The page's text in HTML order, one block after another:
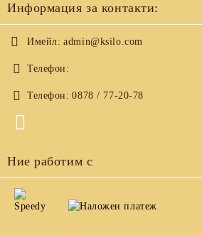
Информация за контакти:
Имейл: admin@ksilo.com
Телефон:
Телефон: 0878 / 77-20-78
Ние работим с